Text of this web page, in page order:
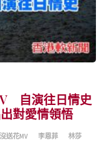
自演往日情史
對愛情領悟
送花MV 李恩菲 林莎